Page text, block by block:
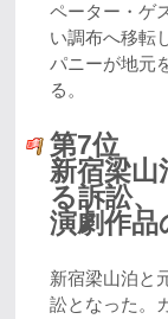
ペーター・ゲ
い調布へ移転
パニーが地元
る。
第7位
新宿梁山
る訴訟、
演劇作品
新宿梁山泊と
訟となった。